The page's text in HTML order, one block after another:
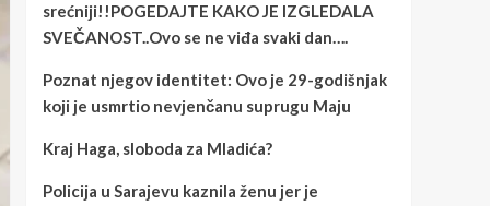
srećniji!!POGEDAJTE KAKO JE IZGLEDALA
SVEČANOST..Ovo se ne viđa svaki dan….
Poznat njegov identitet: Ovo je 29-godišnjak
koji je usmrtio nevjenčanu suprugu Maju
Kraj Haga, sloboda za Mladića?
Policija u Sarajevu kaznila ženu jer je